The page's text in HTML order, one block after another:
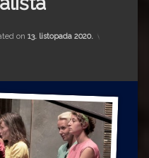
on 13. listopada 2020.